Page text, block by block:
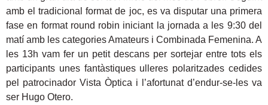
amb el tradicional format de joc, es va disputar una primera
fase en format round robin iniciant la jornada a les 9:30 del
matí amb les categories Amateurs i Combinada Femenina. A
les 13h vam fer un petit descans per sortejar entre tots els
participants unes fantàstiques ulleres polaritzades cedides
pel patrocinador Vista Òptica i l’afortunat d’endur-se-les va
ser Hugo Otero.